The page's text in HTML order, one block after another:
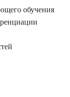
обучения